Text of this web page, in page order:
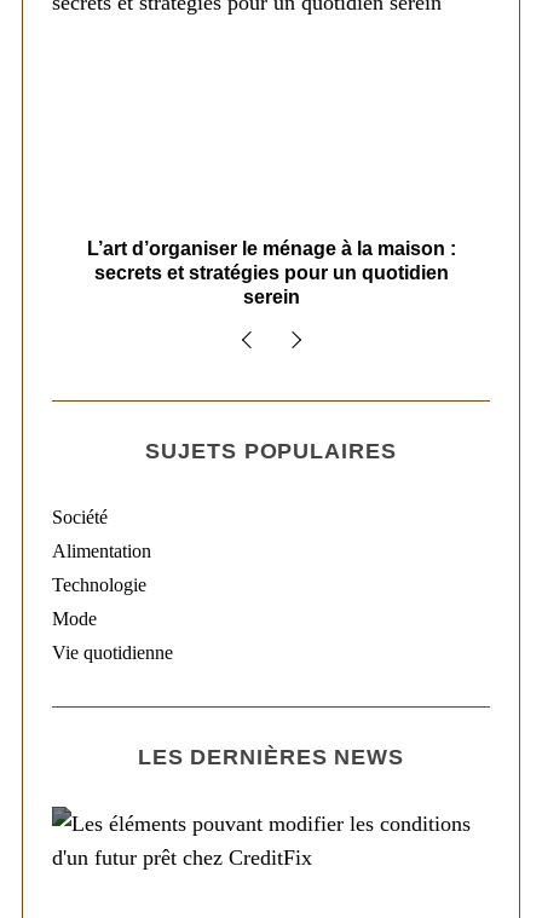
L’art d’organiser le ménage à la maison :
secrets et stratégies pour un quotidien
serein
SUJETS POPULAIRES
Société
Alimentation
Technologie
Mode
Vie quotidienne
LES DERNIÈRES NEWS